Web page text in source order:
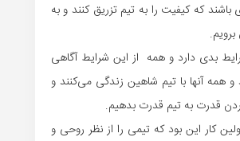
که کیفیت را به تیم تزریق کنند و به
بدی دارد و همه از این شرایط آگاهی
و همه آنها با تیم شاهین زندگی می‌کنند و
قدرت به تیم قدرت بدهیم.
۷ روزی که من اضافه شدم اولین کار این بود که تیمی را از نظر روحی و